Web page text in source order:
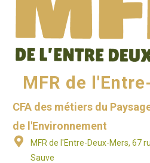
MFR de
CFA des métiers du
de l'Environnement
MFR de l'Entre-Deux-Mers, 67
Sauve